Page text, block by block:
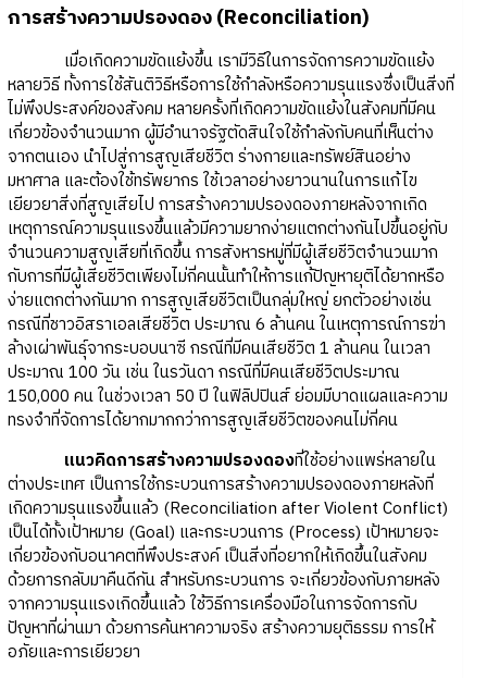
การสร้างความปรองดอง (Reconciliation)
เมื่อเกิดความขัดแย้งขึ้น เรามีวิธีในการจัดการความขัดแย้ง
หลายวิธี ทั้งการใช้สันติวิธีหรือการใช้กำลังหรือความรุนแรงซึ่งเป็นสิ่งที่
ไม่พึงประสงค์ของสังคม หลายครั้งที่เกิดความขัดแย้งในสังคมที่มีคน
เกี่ยวข้องจำนวนมาก ผู้มีอำนาจรัฐตัดสินใจใช้กำลังกับคนที่เห็นต่าง
จากตนเอง นำไปสู่การสูญเสียชีวิต ร่างกายและทรัพย์สินอย่าง
มหาศาล และต้องใช้ทรัพยากร ใช้เวลาอย่างยาวนานในการแก้ไข
เยียวยาสิ่งที่สูญเสียไป การสร้างความปรองดองภายหลังจากเกิด
เหตุการณ์ความรุนแรงขึ้นแล้วมีความยากง่ายแตกต่างกันไปขึ้นอยู่กับ
จำนวนความสูญเสียที่เกิดขึ้น การสังหารหมู่ที่มีผู้เสียชีวิตจำนวนมาก
กับการที่มีผู้เสียชีวิตเพียงไม่กี่คนนั้นทำให้การแก้ปัญหายุติได้ยากหรือ
ง่ายแตกต่างกันมาก การสูญเสียชีวิตเป็นกลุ่มใหญ่ ยกตัวอย่างเช่น
กรณีที่ชาวอิสราเอลเสียชีวิต ประมาณ 6 ล้านคน ในเหตุการณ์การฆ่า
ล้างเผ่าพันธุ์จากระบอบนาซี กรณีที่มีคนเสียชีวิต 1 ล้านคน ในเวลา
ประมาณ 100 วัน เช่น ในรวันดา กรณีที่มีคนเสียชีวิตประมาณ
150,000 คน ในช่วงเวลา 50 ปี ในฟิลิปปินส์ ย่อมมีบาดแผลและความ
ทรงจำที่จัดการได้ยากมากกว่าการสูญเสียชีวิตของคนไม่กี่คน
แนวคิดการสร้างความปรองดองที่ใช้อย่างแพร่หลายใน
ต่างประเทศ เป็นการใช้กระบวนการสร้างความปรองดองภายหลังที่
เกิดความรุนแรงขึ้นแล้ว (Reconciliation after Violent Conflict)
เป็นได้ทั้งเป้าหมาย (Goal) และกระบวนการ (Process) เป้าหมายจะ
เกี่ยวข้องกับอนาคตที่พึงประสงค์ เป็นสิ่งที่อยากให้เกิดขึ้นในสังคม
ด้วยการกลับมาคืนดีกัน สำหรับกระบวนการ จะเกี่ยวข้องกับภายหลัง
จากความรุนแรงเกิดขึ้นแล้ว ใช้วิธีการเครื่องมือในการจัดการกับ
ปัญหาที่ผ่านมา ด้วยการค้นหาความจริง สร้างความยุติธรรม การให้
อภัยและการเยียวยา